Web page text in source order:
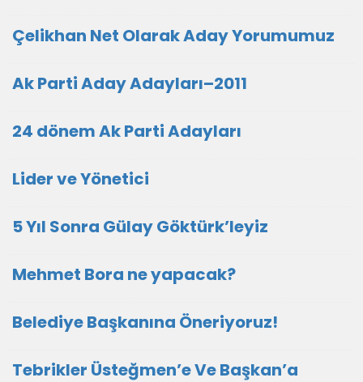
Çelikhan Net Olarak Aday Yorumumuz
Ak Parti Aday Adayları–2011
24 dönem Ak Parti Adayları
Lider ve Yönetici
5 Yıl Sonra Gülay Göktürk’leyiz
Mehmet Bora ne yapacak?
Belediye Başkanına Öneriyoruz!
Tebrikler Üsteğmen’e Ve Başkan’a